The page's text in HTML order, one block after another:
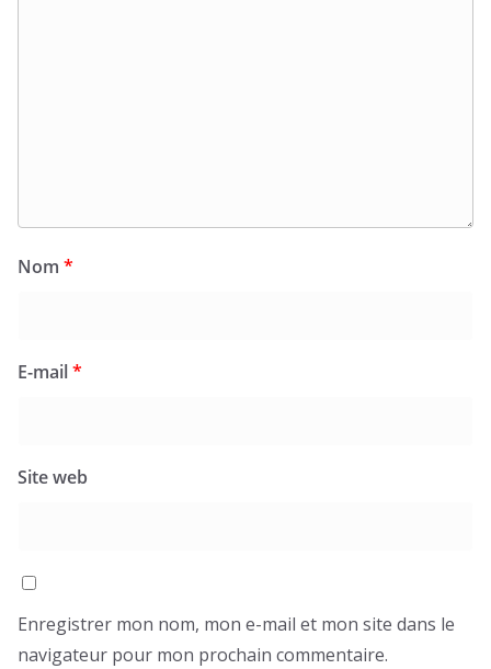
Nom *
E-mail*
Site web
Enregistrer mon nom, mon e-mail et mon site dans le
navigateur pour mon prochain commentaire.